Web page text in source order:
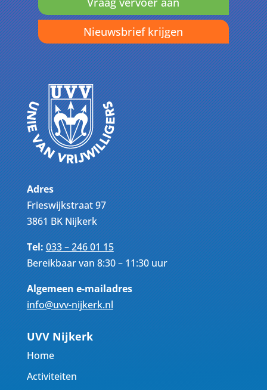
Nieuwsbrief krijgen
Adres
Frieswijkstraat 97
3861 BK Nijkerk
Tel:033 – 246 01 15
Bereikbaar van 8:30 – 11:30 uur
Algemeen e-mailadres
info@uvv-nijkerk.nl
UVV Nijkerk
Home
Activiteiten